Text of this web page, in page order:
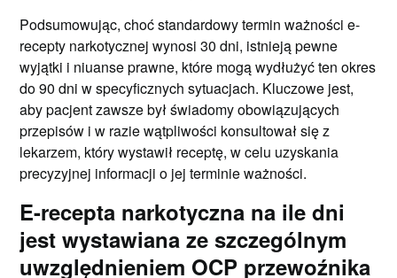
Podsumowując, choć standardowy termin ważności e-
recepty narkotycznej wynosi 30 dni, istnieją pewne
wyjątki i niuanse prawne, które mogą wydłużyć ten okres
do 90 dni w specyficznych sytuacjach. Kluczowe jest,
aby pacjent zawsze był świadomy obowiązujących
przepisów i w razie wątpliwości konsultował się z
lekarzem, który wystawił receptę, w celu uzyskania
precyzyjnej informacji o jej terminie ważności.
E-recepta narkotyczna na ile dni
jest wystawiana ze szczególnym
uwzględnieniem OCP przewoźnika